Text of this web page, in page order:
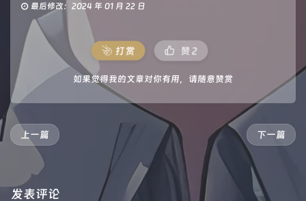
最后修改：2024 年 01 月 22 日
打赏 赞2
如果觉得我的文章对你有用，请随意赞赏
下一篇
上一篇
发表评论